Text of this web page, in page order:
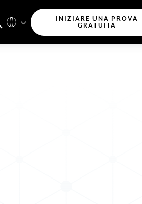
INIZIARE UNA PROVA
GRATUITA